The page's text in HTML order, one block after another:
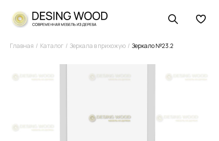
Главная Каталог Зеркала в прихожую Зеркало №23.2